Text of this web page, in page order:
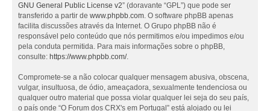
GNU General Public License v2” (doravante “GPL”) que pode ser
transferido a partir de www.phpbb.com. O software phpBB apenas
facilita discussões através da Internet. O Grupo phpBB não é
responsável pelo conteúdo que nós permitimos e/ou impedimos e/ou
pela conduta permitida. Para mais informações sobre o phpBB,
consulte: https://www.phpbb.com/.
Compromete-se a não colocar qualquer mensagem abusiva, obscena,
vulgar, insultuosa, de ódio, ameaçadora, sexualmente tendenciosa ou
qualquer outro material que possa violar qualquer lei seja do seu país,
o país onde “O Forum dos CRX's em Portugal” está alojado ou lei